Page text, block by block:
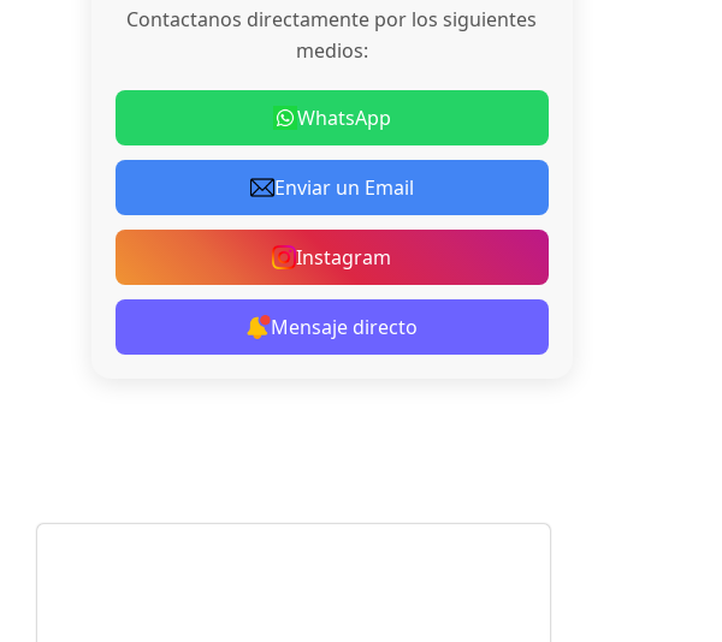
Contactanos directamente por los siguientes
medios:
WhatsApp
Enviar un Email
Instagram
Mensaje directo